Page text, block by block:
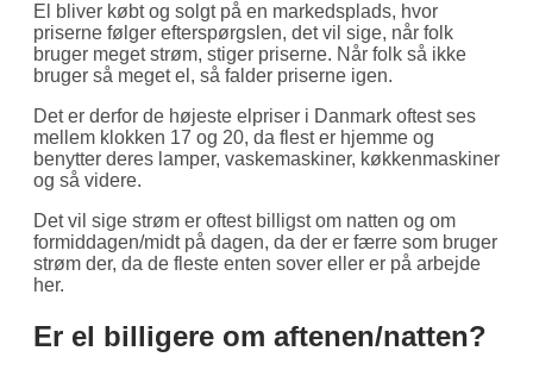
El bliver købt og solgt på en markedsplads, hvor
priserne følger efterspørgslen, det vil sige, når folk
bruger meget strøm, stiger priserne. Når folk så ikke
bruger så meget el, så falder priserne igen.
Det er derfor de højeste elpriser i Danmark oftest ses
mellem klokken 17 og 20, da flest er hjemme og
benytter deres lamper, vaskemaskiner, køkkenmaskiner
og så videre.
Det vil sige strøm er oftest billigst om natten og om
formiddagen/midt på dagen, da der er færre som bruger
strøm der, da de fleste enten sover eller er på arbejde
her.
Er el billigere om aftenen/natten?